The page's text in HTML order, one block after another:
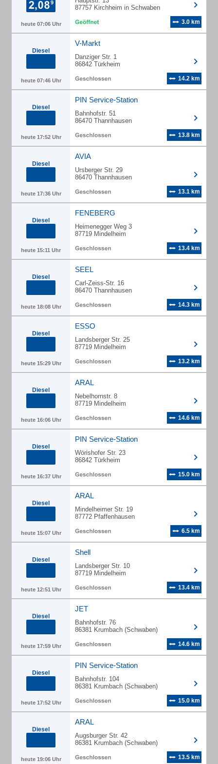
heute 07:06 Uhr
87757 Kirchheim in Schwaben
3.0 km
Diesel
heute 07:46 Uhr
V-Markt
Danziger Str. 1
86842 Türkheim
14.2 km
Diesel
heute 17:52 Uhr
PIN Service-Station
Bahnhofstr. 51
86470 Thannhausen
13.8 km
Diesel
heute 17:36 Uhr
AVIA
Ursberger Str. 29
86470 Thannhausen
13.1 km
Diesel
heute 15:11 Uhr
FENEBERG
Heimenegger Weg 3
87719 Mindelheim
13.4 km
Diesel
heute 18:08 Uhr
SEEL
Carl-Zeiss-Str. 16
86470 Thannhausen
14.3 km
Diesel
heute 15:29 Uhr
ESSO
Landsberger Str. 25
87719 Mindelheim
13.2 km
Diesel
heute 16:06 Uhr
ARAL
Nebelhornstr. 8
87719 Mindelheim
14.6 km
Diesel
heute 16:37 Uhr
PIN Service-Station
Wörishofer Str. 23
86842 Türkheim
15.0 km
Diesel
heute 15:07 Uhr
ARAL
Mindelheimer Str. 19
87772 Pfaffenhausen
6.5 km
Diesel
heute 12:51 Uhr
Shell
Landsberger Str. 10
87719 Mindelheim
13.4 km
Diesel
heute 17:59 Uhr
JET
Bahnhofstr. 76
86381 Krumbach (Schwaben)
14.6 km
Diesel
heute 17:52 Uhr
PIN Service-Station
Bahnhofstr. 104
86381 Krumbach (Schwaben)
15.0 km
Diesel
heute 19:06 Uhr
ARAL
Augsburger Str. 42
86381 Krumbach (Schwaben)
13.5 km